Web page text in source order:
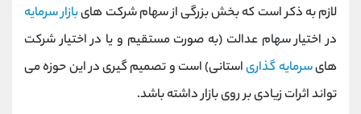
لازم به ذکر است که بخش بزرگی از سهام شرکت هایبازار سرمایه
در اختیار سهام عدالت (به صورت مستقیم و یا در اختیار شرکت
هایسرمایه گذاریاستانی) است و تصمیم گیری در این حوزه می
تواند اثرات زیادی بر روی بازار داشته باشد.